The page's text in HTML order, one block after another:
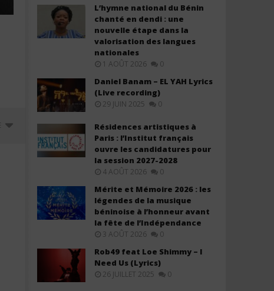
Olivier Cheuwa ft. Claudy Siar –
Black M ft. Ariel Sheney
L’hymne national du Bénin
chanté en dendi : une
nouvelle étape dans la
valorisation des langues
nationales
1 AOÛT 2026 0
Daniel Banam – EL YAH Lyrics
(Live recording)
29 JUIN 2025 0
Résidences artistiques à
Paris : l’Institut français
ouvre les candidatures pour
la session 2027-2028
4 AOÛT 2026 0
Mérite et Mémoire 2026 : les
légendes de la musique
béninoise à l’honneur avant
la fête de l’Indépendance
3 AOÛT 2026 0
Rob49 feat Loe Shimmy – I
Need Us (Lyrics)
26 JUILLET 2025 0